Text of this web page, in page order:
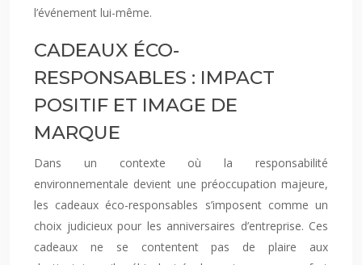
l’événement lui-même.
CADEAUX ÉCO-
RESPONSABLES : IMPACT
POSITIF ET IMAGE DE
MARQUE
Dans un contexte où la responsabilité
environnementale devient une préoccupation majeure,
les cadeaux éco-responsables s’imposent comme un
choix judicieux pour les anniversaires d’entreprise. Ces
cadeaux ne se contentent pas de plaire aux